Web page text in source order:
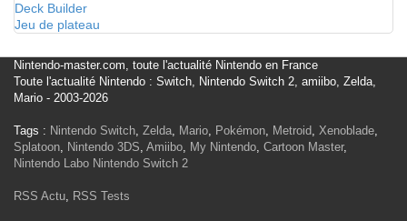
Deck Builder
Jeu de plateau
Nintendo-master.com, toute l'actualité Nintendo en France
Toute l'actualité Nintendo : Switch, Nintendo Switch 2, amiibo, Zelda,
Mario - 2003-2026
Tags : Nintendo Switch, Zelda, Mario, Pokémon, Metroid, Xenoblade,
Splatoon, Nintendo 3DS, Amiibo, My Nintendo, Cartoon Master,
Nintendo Labo Nintendo Switch 2
RSS Actu, RSS Tests